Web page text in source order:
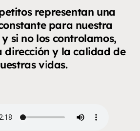
representan una
para nuestra
si no los controlamos,
dirección y la calidad de
vidas.